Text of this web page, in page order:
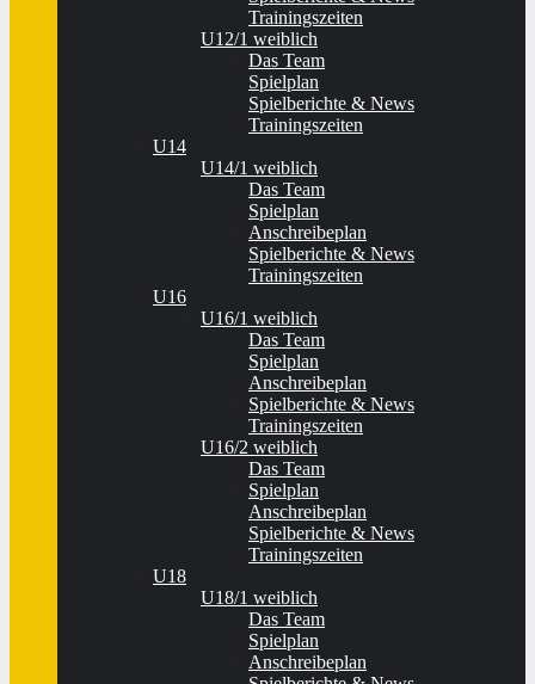
Trainingszeiten
U12/1 weiblich
Das Team
Spielplan
Spielberichte & News
Trainingszeiten
U14
U14/1 weiblich
Das Team
Spielplan
Anschreibeplan
Spielberichte & News
Trainingszeiten
U16
U16/1 weiblich
Das Team
Spielplan
Anschreibeplan
Spielberichte & News
Trainingszeiten
U16/2 weiblich
Das Team
Spielplan
Anschreibeplan
Spielberichte & News
Trainingszeiten
U18
U18/1 weiblich
Das Team
Spielplan
Anschreibeplan